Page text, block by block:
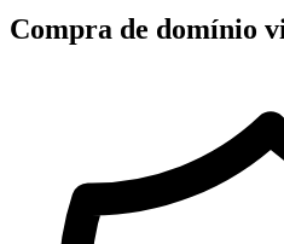
Compra de domínio